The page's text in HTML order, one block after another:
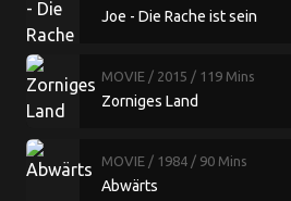
Joe - Die Rache ist sein
MOVIE / 2015 / 119 Mins
Zorniges Land
MOVIE / 1984 / 90 Mins
Abwärts